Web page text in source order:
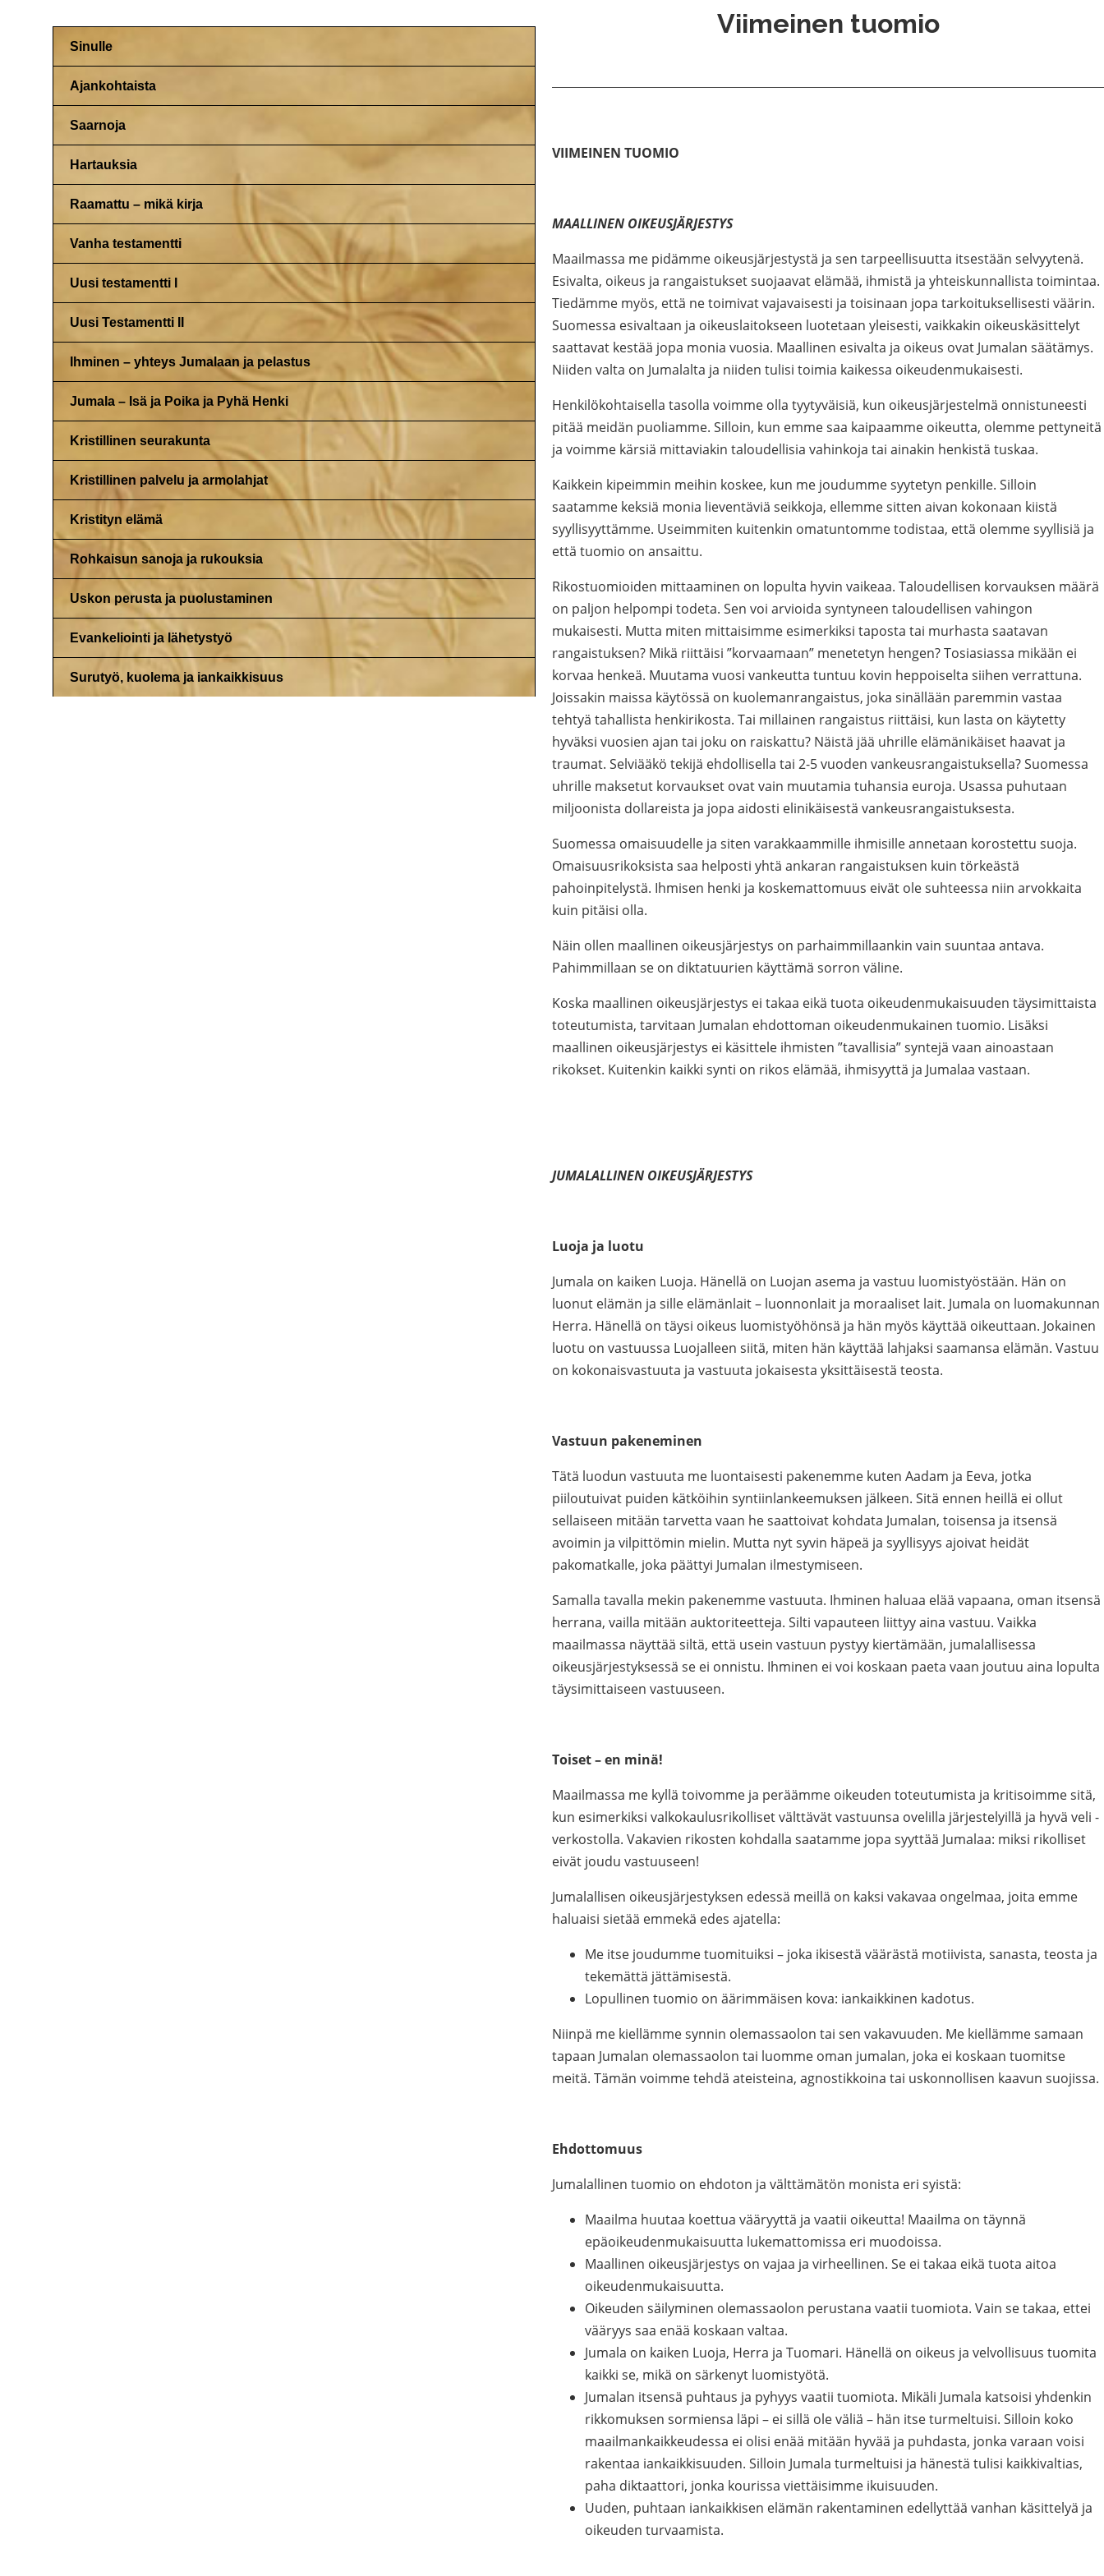
Sinulle
Ajankohtaista
Saarnoja
Hartauksia
Raamattu – mikä kirja
Vanha testamentti
Uusi testamentti I
Uusi Testamentti II
Ihminen – yhteys Jumalaan ja pelastus
Jumala – Isä ja Poika ja Pyhä Henki
Kristillinen seurakunta
Kristillinen palvelu ja armolahjat
Kristityn elämä
Rohkaisun sanoja ja rukouksia
Uskon perusta ja puolustaminen
Evankeliointi ja lähetystyö
Surutyö, kuolema ja iankaikkisuus
Viimeinen tuomio
VIIMEINEN TUOMIO
MAALLINEN OIKEUSJÄRJESTYS
Maailmassa me pidämme oikeusjärjestystä ja sen tarpeellisuutta itsestään selvyytenä.
Esivalta, oikeus ja rangaistukset suojaavat elämää, ihmistä ja yhteiskunnallista toimintaa.
Tiedämme myös, että ne toimivat vajavaisesti ja toisinaan jopa tarkoituksellisesti väärin.
Suomessa esivaltaan ja oikeuslaitokseen luotetaan yleisesti, vaikkakin oikeuskäsittelyt
saattavat kestää jopa monia vuosia. Maallinen esivalta ja oikeus ovat Jumalan säätämys.
Niiden valta on Jumalalta ja niiden tulisi toimia kaikessa oikeudenmukaisesti.
Henkilökohtaisella tasolla voimme olla tyytyväisiä, kun oikeusjärjestelmä onnistuneesti
pitää meidän puoliamme. Silloin, kun emme saa kaipaamme oikeutta, olemme pettyneitä
ja voimme kärsiä mittaviakin taloudellisia vahinkoja tai ainakin henkistä tuskaa.
Kaikkein kipeimmin meihin koskee, kun me joudumme syytetyn penkille. Silloin
saatamme keksiä monia lieventäviä seikkoja, ellemme sitten aivan kokonaan kiistä
syyllisyyttämme. Useimmiten kuitenkin omatuntomme todistaa, että olemme syyllisiä ja
että tuomio on ansaittu.
Rikostuomioiden mittaaminen on lopulta hyvin vaikeaa. Taloudellisen korvauksen määrä
on paljon helpompi todeta. Sen voi arvioida syntyneen taloudellisen vahingon
mukaisesti. Mutta miten mittaisimme esimerkiksi taposta tai murhasta saatavan
rangaistuksen? Mikä riittäisi ”korvaamaan” menetetyn hengen? Tosiasiassa mikään ei
korvaa henkeä. Muutama vuosi vankeutta tuntuu kovin heppoiselta siihen verrattuna.
Joissakin maissa käytössä on kuolemanrangaistus, joka sinällään paremmin vastaa
tehtyä tahallista henkirikosta. Tai millainen rangaistus riittäisi, kun lasta on käytetty
hyväksi vuosien ajan tai joku on raiskattu? Näistä jää uhrille elämänikäiset haavat ja
traumat. Selviääkö tekijä ehdollisella tai 2-5 vuoden vankeusrangaistuksella? Suomessa
uhrille maksetut korvaukset ovat vain muutamia tuhansia euroja. Usassa puhutaan
miljoonista dollareista ja jopa aidosti elinikäisestä vankeusrangaistuksesta.
Suomessa omaisuudelle ja siten varakkaammille ihmisille annetaan korostettu suoja.
Omaisuusrikoksista saa helposti yhtä ankaran rangaistuksen kuin törkeästä
pahoinpitelystä. Ihmisen henki ja koskemattomuus eivät ole suhteessa niin arvokkaita
kuin pitäisi olla.
Näin ollen maallinen oikeusjärjestys on parhaimmillaankin vain suuntaa antava.
Pahimmillaan se on diktatuurien käyttämä sorron väline.
Koska maallinen oikeusjärjestys ei takaa eikä tuota oikeudenmukaisuuden täysimittaista
toteutumista, tarvitaan Jumalan ehdottoman oikeudenmukainen tuomio. Lisäksi
maallinen oikeusjärjestys ei käsittele ihmisten ”tavallisia” syntejä vaan ainoastaan
rikokset. Kuitenkin kaikki synti on rikos elämää, ihmisyyttä ja Jumalaa vastaan.
JUMALALLINEN OIKEUSJÄRJESTYS
Luoja ja luotu
Jumala on kaiken Luoja. Hänellä on Luojan asema ja vastuu luomistyöstään. Hän on
luonut elämän ja sille elämänlait – luonnonlait ja moraaliset lait. Jumala on luomakunnan
Herra. Hänellä on täysi oikeus luomistyöhönsä ja hän myös käyttää oikeuttaan. Jokainen
luotu on vastuussa Luojalleen siitä, miten hän käyttää lahjaksi saamansa elämän. Vastuu
on kokonaisvastuuta ja vastuuta jokaisesta yksittäisestä teosta.
Vastuun pakeneminen
Tätä luodun vastuuta me luontaisesti pakenemme kuten Aadam ja Eeva, jotka
piiloutuivat puiden kätköihin syntiinlankeemuksen jälkeen. Sitä ennen heillä ei ollut
sellaiseen mitään tarvetta vaan he saattoivat kohdata Jumalan, toisensa ja itsensä
avoimin ja vilpittömin mielin. Mutta nyt syvin häpeä ja syyllisyys ajoivat heidät
pakomatkalle, joka päättyi Jumalan ilmestymiseen.
Samalla tavalla mekin pakenemme vastuuta. Ihminen haluaa elää vapaana, oman itsensä
herrana, vailla mitään auktoriteetteja. Silti vapauteen liittyy aina vastuu. Vaikka
maailmassa näyttää siltä, että usein vastuun pystyy kiertämään, jumalallisessa
oikeusjärjestyksessä se ei onnistu. Ihminen ei voi koskaan paeta vaan joutuu aina lopulta
täysimittaiseen vastuuseen.
Toiset – en minä!
Maailmassa me kyllä toivomme ja peräämme oikeuden toteutumista ja kritisoimme sitä,
kun esimerkiksi valkokaulusrikolliset välttävät vastuunsa ovelilla järjestelyillä ja hyvä veli -
verkostolla. Vakavien rikosten kohdalla saatamme jopa syyttää Jumalaa: miksi rikolliset
eivät joudu vastuuseen!
Jumalallisen oikeusjärjestyksen edessä meillä on kaksi vakavaa ongelmaa, joita emme
haluaisi sietää emmekä edes ajatella:
Me itse joudumme tuomituiksi – joka ikisestä väärästä motiivista, sanasta, teosta ja
tekemättä jättämisestä.
Lopullinen tuomio on äärimmäisen kova: iankaikkinen kadotus.
Niinpä me kiellämme synnin olemassaolon tai sen vakavuuden. Me kiellämme samaan
tapaan Jumalan olemassaolon tai luomme oman jumalan, joka ei koskaan tuomitse
meitä. Tämän voimme tehdä ateisteina, agnostikkoina tai uskonnollisen kaavun suojissa.
Ehdottomuus
Jumalallinen tuomio on ehdoton ja välttämätön monista eri syistä:
Maailma huutaa koettua vääryyttä ja vaatii oikeutta! Maailma on täynnä
epäoikeudenmukaisuutta lukemattomissa eri muodoissa.
Maallinen oikeusjärjestys on vajaa ja virheellinen. Se ei takaa eikä tuota aitoa
oikeudenmukaisuutta.
Oikeuden säilyminen olemassaolon perustana vaatii tuomiota. Vain se takaa, ettei
vääryys saa enää koskaan valtaa.
Jumala on kaiken Luoja, Herra ja Tuomari. Hänellä on oikeus ja velvollisuus tuomita
kaikki se, mikä on särkenyt luomistyötä.
Jumalan itsensä puhtaus ja pyhyys vaatii tuomiota. Mikäli Jumala katsoisi yhdenkin
rikkomuksen sormiensa läpi – ei sillä ole väliä – hän itse turmeltuisi. Silloin koko
maailmankaikkeudessa ei olisi enää mitään hyvää ja puhdasta, jonka varaan voisi
rakentaa iankaikkisuuden. Silloin Jumala turmeltuisi ja hänestä tulisi kaikkivaltias,
paha diktaattori, jonka kourissa viettäisimme ikuisuuden.
Uuden, puhtaan iankaikkisen elämän rakentaminen edellyttää vanhan käsittelyä ja
oikeuden turvaamista.